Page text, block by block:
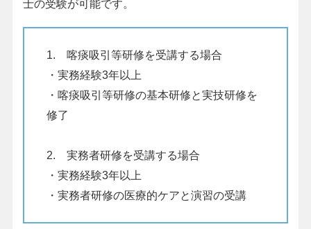
士の受験が可能です。
1. 喀痰吸引等研修を受講する場合
・実務経験3年以上
・喀痰吸引等研修の基本研修と実技研修を
修了
2. 実務者研修を受講する場合
・実務経験3年以上
・実務者研修の医療的ケアと演習の受講